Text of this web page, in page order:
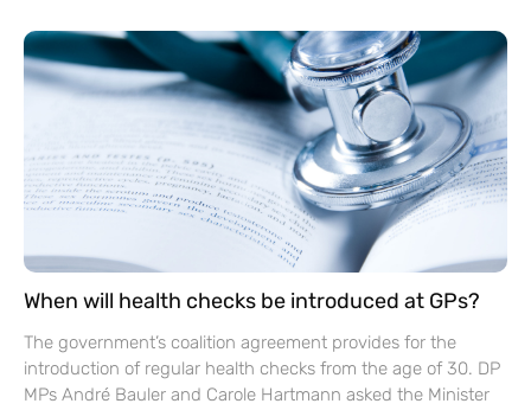
When will health checks be introduced at GPs?
The government’s coalition agreement provides for the
introduction of regular health checks from the age of 30. DP
MPs André Bauler and Carole Hartmann asked the Minister